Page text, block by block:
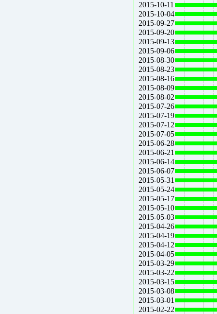
2015-10-11
2015-10-04
2015-09-27
2015-09-20
2015-09-13
2015-09-06
2015-08-30
2015-08-23
2015-08-16
2015-08-09
2015-08-02
2015-07-26
2015-07-19
2015-07-12
2015-07-05
2015-06-28
2015-06-21
2015-06-14
2015-06-07
2015-05-31
2015-05-24
2015-05-17
2015-05-10
2015-05-03
2015-04-26
2015-04-19
2015-04-12
2015-04-05
2015-03-29
2015-03-22
2015-03-15
2015-03-08
2015-03-01
2015-02-22